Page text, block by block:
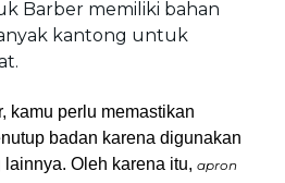
Barber memiliki bahan
kantong untuk
kamu perlu memastikan
badan karena digunakan
Oleh karena itu,